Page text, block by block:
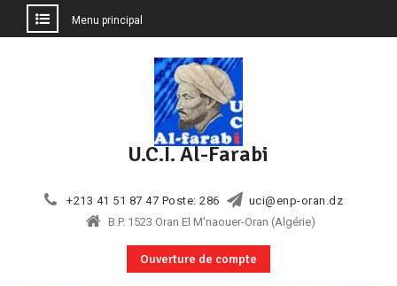
Menu principal
U.C.I. Al-Farabi
+213 41 51 87 47 Poste: 286
uci@enp-oran.dz
B.P. 1523 Oran El M'naouer-Oran (Algérie)
Ouverture de compte